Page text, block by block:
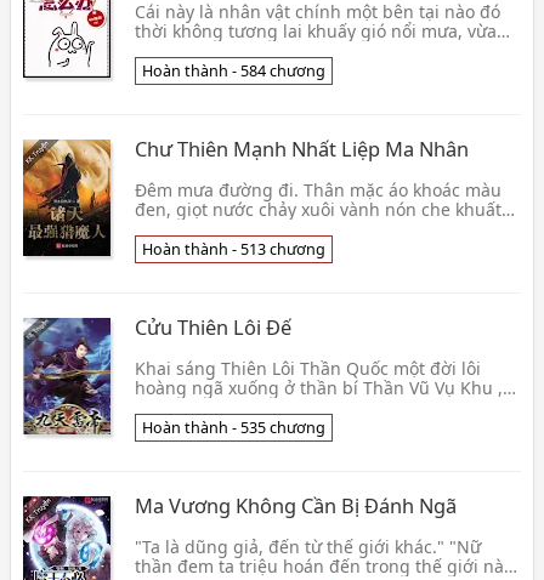
Cái này là nhân vật chính một bên tại nào đó
thời không tương lai khuấy gió nổi mưa, vừa
giải 👦 40 Cảnh Cáo
Hoàn thành - 584 chương
Chư Thiên Mạnh Nhất Liệp Ma Nhân
Đêm mưa đường đi. Thân mặc áo khoác màu
đen, giọt nước chảy xuôi vành nón che khuất
ở lòng bàn tay. 👦 Khổ Đại Thả Cừu Thâm
Hoàn thành - 513 chương
Cửu Thiên Lôi Đế
Khai sáng Thiên Lôi Thần Quốc một đời lôi
hoàng ngã xuống ở thần bí Thần Vũ Vụ Khu ,
hoàng lôi👦 Mã Tự Cuồng Thần
Hoàn thành - 535 chương
Ma Vương Không Cần Bị Đánh Ngã
"Ta là dũng giả, đến từ thế giới khác." "Nữ
thần đem ta triệu hoán đến trong thế giới này